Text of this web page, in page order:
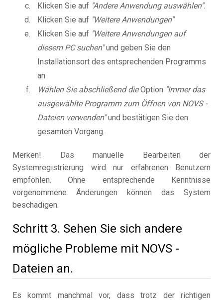
Klicken Sie auf "Andere Anwendung auswählen".
Klicken Sie auf "Weitere Anwendungen"
Klicken Sie auf "Weitere Anwendungen auf
diesem PC suchen"und geben Sie den
Installationsort des entsprechenden Programms
an
Wählen Sie abschließend dieOption "Immer das
ausgewählte Programm zum Öffnen von NOVS -
Dateien verwenden"und bestätigen Sie den
gesamten Vorgang.
Merken! Das manuelle Bearbeiten der
Systemregistrierung wird nur erfahrenen Benutzern
empfohlen. Ohne entsprechende Kenntnisse
vorgenommene Änderungen können das System
beschädigen.
Schritt 3. Sehen Sie sich andere
mögliche Probleme mit NOVS -
Dateien an.
Es kommt manchmal vor, dass trotz der richtigen